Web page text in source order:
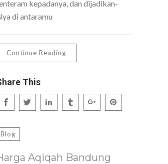
kepadanya, dan dijadikan-
di antaramu
Continue Reading
This
Blog
Aqiqah Bandung